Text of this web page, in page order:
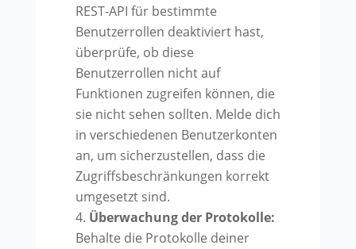
REST-API für bestimmte
Benutzerrollen deaktiviert hast,
überprüfe, ob diese
Benutzerrollen nicht auf
Funktionen zugreifen können, die
sie nicht sehen sollten. Melde dich
in verschiedenen Benutzerkonten
an, um sicherzustellen, dass die
Zugriffsbeschränkungen korrekt
umgesetzt sind.
Überwachung der Protokolle:
Behalte die Protokolle deiner